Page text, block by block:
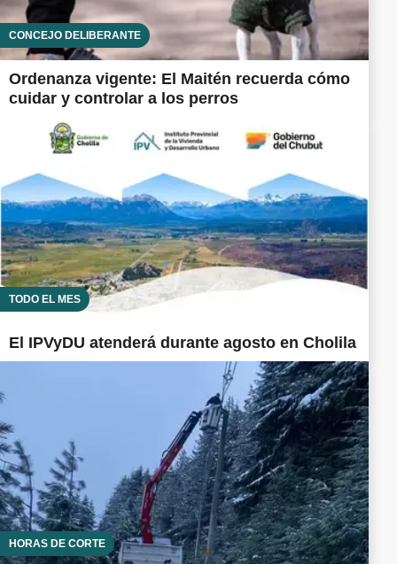
CONCEJO DELIBERANTE
Ordenanza vigente: El Maitén recuerda cómo
cuidar y controlar a los perros
TODO EL MES
El IPVyDU atenderá durante agosto en Cholila
HORAS DE CORTE